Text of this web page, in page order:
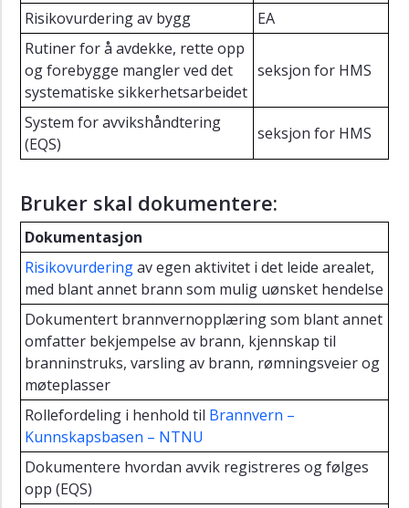
arbeid
Prosedyre
for
lading
av
litium-
batterier
el-
sykler
og
el-
sparkesykler
Veiledning
til
forberedelse
av
branntilsyn
Retningslinje
for
HMS
ved
feltarbeid
Risikovurdering av bygg
EA
Rutiner for å avdekke, rette opp
og forebygge mangler ved det
systematiske sikkerhetsarbeidet
seksjon for HMS
System for avvikshåndtering
(EQS)
seksjon for HMS
Bruker skal dokumentere:
Dokumentasjon
Risikovurderingav egen aktivitet i det leide arealet,
med blant annet brann som mulig uønsket hendelse
Dokumentert brannvernopplæring som blant annet
omfatter bekjempelse av brann, kjennskap til
branninstruks, varsling av brann, rømningsveier og
møteplasser
Rollefordeling i henhold til Brannvern –
Kunnskapsbasen – NTNU
Dokumentere hvordan avvik registreres og følges
opp (EQS)